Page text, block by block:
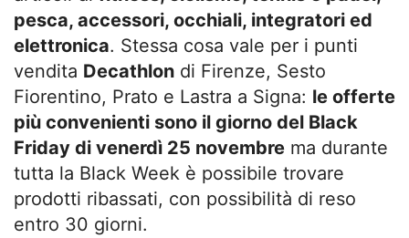
pesca, accessori, occhiali, integratori ed
elettronica. Stessa cosa vale per i punti
vendita Decathlon di Firenze, Sesto
Fiorentino, Prato e Lastra a Signa: le offerte
più convenienti sono il giorno del Black
Friday di venerdì 25 novembre ma durante
tutta la Black Week è possibile trovare
prodotti ribassati, con possibilità di reso
entro 30 giorni.